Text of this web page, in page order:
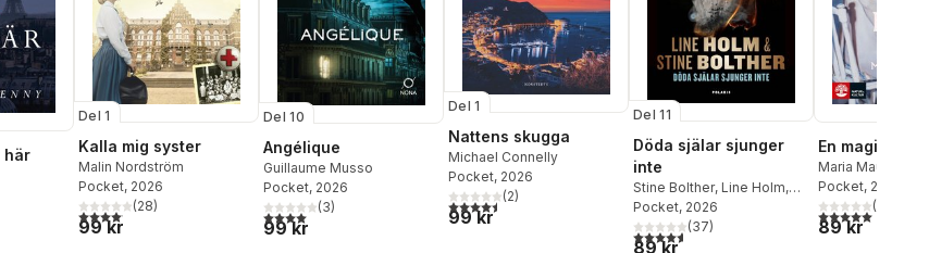
här
Totalt antal röster:
Del 1
Kalla mig syster
Malin Nordström
Pocket, 2026
4,1utav 5 stjärnor. Totalt antal röster:
(28)
99 kr
Del 10
Angélique
Guillaume Musso
Pocket, 2026
4,0utav 5 stjärnor. Totalt antal röster:
(3)
99 kr
Del 1
Nattens skugga
Michael Connelly
Pocket, 2026
4,5utav 5 stjärnor. Totalt antal röster:
(2)
99 kr
Del 11
Döda själar sjunger
inte
Stine Bolther, Line Holm,
Jussi Adler-Olsen
Pocket, 2026
4,6utav 5 stjärnor. Totalt antal röster:
(37)
89 kr
En magisk
Maria Maunsbach
Pocket, 2026
5,0utav 5(
89 kr